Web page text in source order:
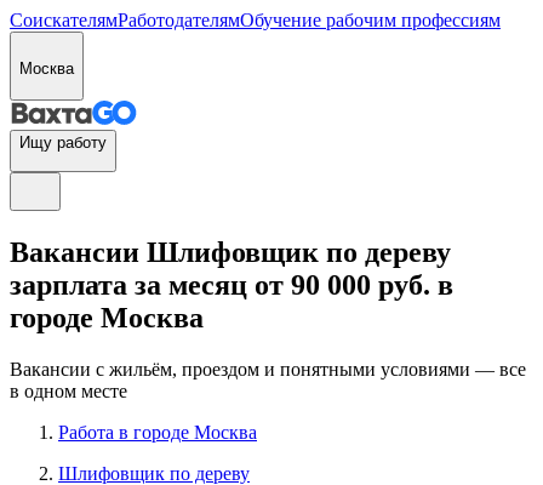
СоискателямРаботодателямОбучение рабочим профессиям
Москва
Ищу работу
Вакансии Шлифовщик по дереву
зарплата за месяц от 90 000 руб. в
городе Москва
Вакансии с жильём, проездом и понятными условиями — все
в одном месте
Работа в городе Москва
Шлифовщик по дереву